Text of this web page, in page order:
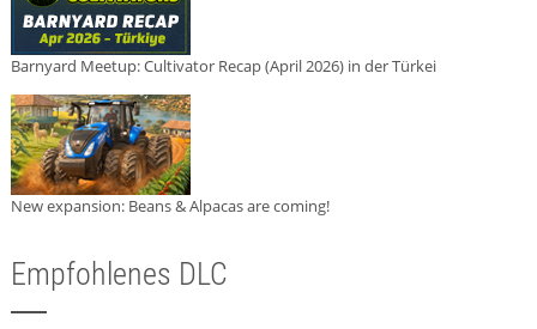
Barnyard Meetup: Cultivator Recap (April 2026) in der Türkei
New expansion: Beans & Alpacas are coming!
Empfohlenes DLC